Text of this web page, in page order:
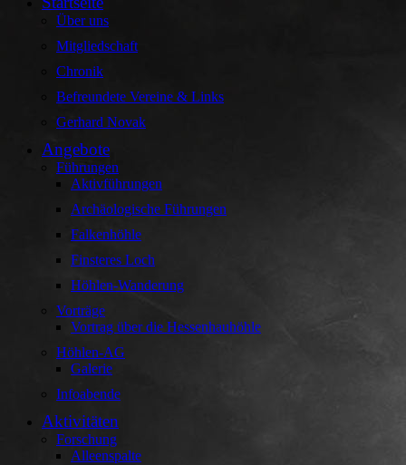
Über uns
Mitgliedschaft
Chronik
Befreundete Vereine & Links
Gerhard Novak
Angebote
Führungen
Aktivführungen
Archäologische Führungen
Falkenhöhle
Finsteres Loch
Höhlen-Wanderung
Vorträge
Vortrag über die Hessenhauhöhle
Höhlen-AG
Galerie
Infoabende
Aktivitäten
Forschung
Alleenspalte